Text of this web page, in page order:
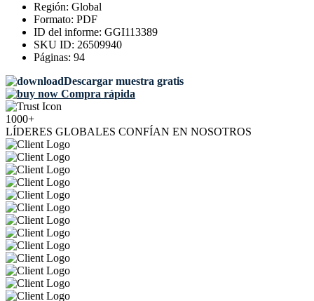
Región: Global
Formato: PDF
ID del informe: GGI113389
SKU ID: 26509940
Páginas: 94
Descargar muestra gratis
Compra rápida
1000+
LÍDERES GLOBALES CONFÍAN EN NOSOTROS